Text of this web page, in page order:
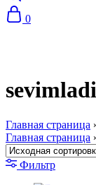
0
Главная страница
Главная страница
Фильтр